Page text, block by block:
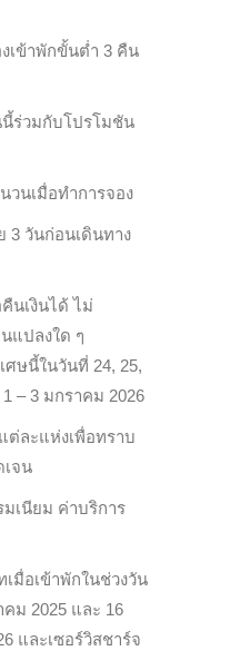
เข้าพักขั้นต่ำ 3 คืน
ร่วมกับโปรโมชัน
วนเมื่อทำการจอง
3 วันก่อนเดินทาง
นเงินได้ ไม่
แปลงใด ๆ
ศษนี้ในวันที่ 24, 25,
– 3 มกราคม 2026
ละแห่งเพื่อทราบ
จน
เนียม ค่าบริการ
เมื่อเข้าพักในช่วงวัน
ม 2025 และ 16
และเซอร์วิสชาร์จ